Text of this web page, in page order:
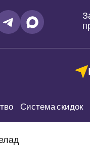
Система скидок